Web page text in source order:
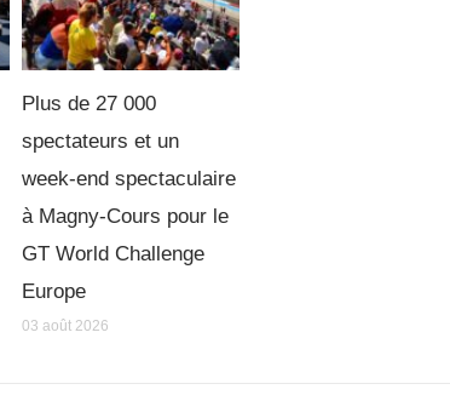
Plus de 27 000
spectateurs et un
week-end spectaculaire
à Magny-Cours pour le
GT World Challenge
Europe
03 août 2026